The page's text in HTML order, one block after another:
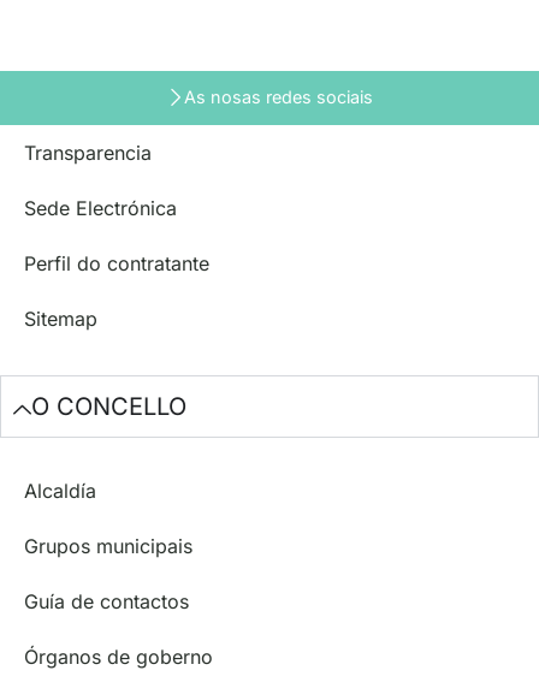
As nosas redes sociais
Transparencia
Sede Electrónica
Perfil do contratante
Sitemap
O CONCELLO
Alcaldía
Grupos municipais
Guía de contactos
Órganos de goberno